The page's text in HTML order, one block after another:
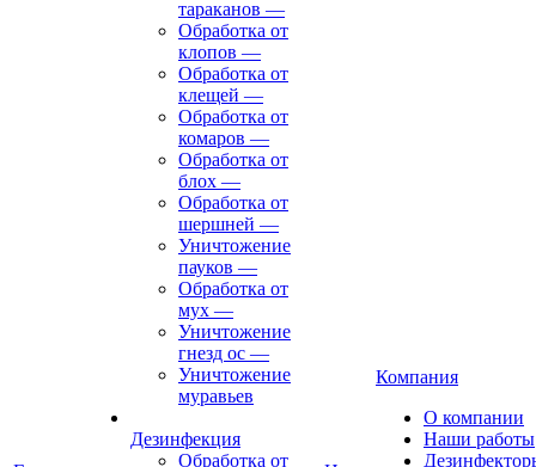
тараканов —
Обработка от
клопов —
Обработка от
клещей —
Обработка от
комаров —
Обработка от
блох —
Обработка от
шершней —
Уничтожение
пауков —
Обработка от
мух —
Уничтожение
гнезд ос —
Уничтожение
муравьев
Дезинфекция
Обработка от
Компания
О компании
Наши работы